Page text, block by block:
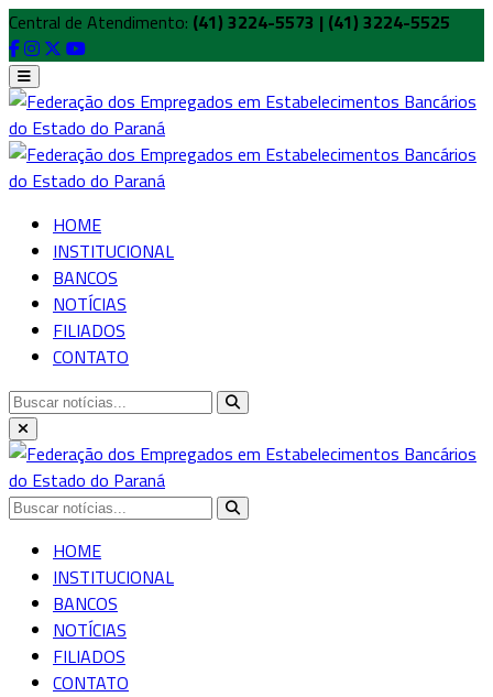
Central de Atendimento: (41) 3224-5573 | (41) 3224-5525
HOME
INSTITUCIONAL
BANCOS
NOTÍCIAS
FILIADOS
CONTATO
HOME
INSTITUCIONAL
BANCOS
NOTÍCIAS
FILIADOS
CONTATO